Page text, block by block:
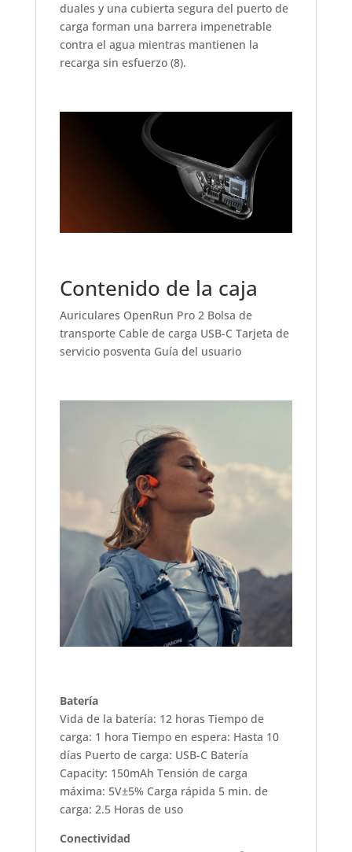
duales y una cubierta segura del puerto de
carga forman una barrera impenetrable
contra el agua mientras mantienen la
recarga sin esfuerzo (8).
Contenido de la caja
Auriculares OpenRun Pro 2 Bolsa de
transporte Cable de carga USB-C Tarjeta de
servicio posventa Guía del usuario
Batería
Vida de la batería: 12 horas Tiempo de
carga: 1 hora Tiempo en espera: Hasta 10
días Puerto de carga: USB-C Batería
Capacity: 150mAh Tensión de carga
máxima: 5V±5% Carga rápida 5 min. de
carga: 2.5 Horas de uso
Conectividad